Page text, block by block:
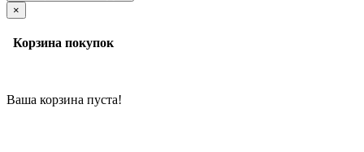
×
Корзина покупок
Ваша корзина пуста!